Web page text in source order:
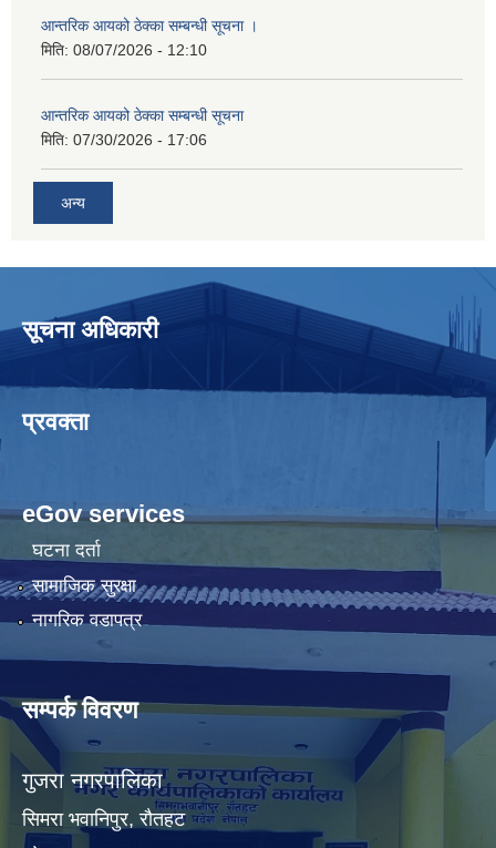
आन्तरिक आयको ठेक्का सम्बन्धी सूचना ।
मिति: 08/07/2026 - 12:10
आन्तरिक आयको ठेक्का सम्बन्धी सूचना
मिति: 07/30/2026 - 17:06
अन्य
सूचना अधिकारी
प्रवक्ता
eGov services
घटना दर्ता
सामाजिक सुरक्षा
नागरिक वडापत्र
सम्पर्क विवरण
गुजरा नगरपालिका
सिमरा भवानिपुर, राैतहट